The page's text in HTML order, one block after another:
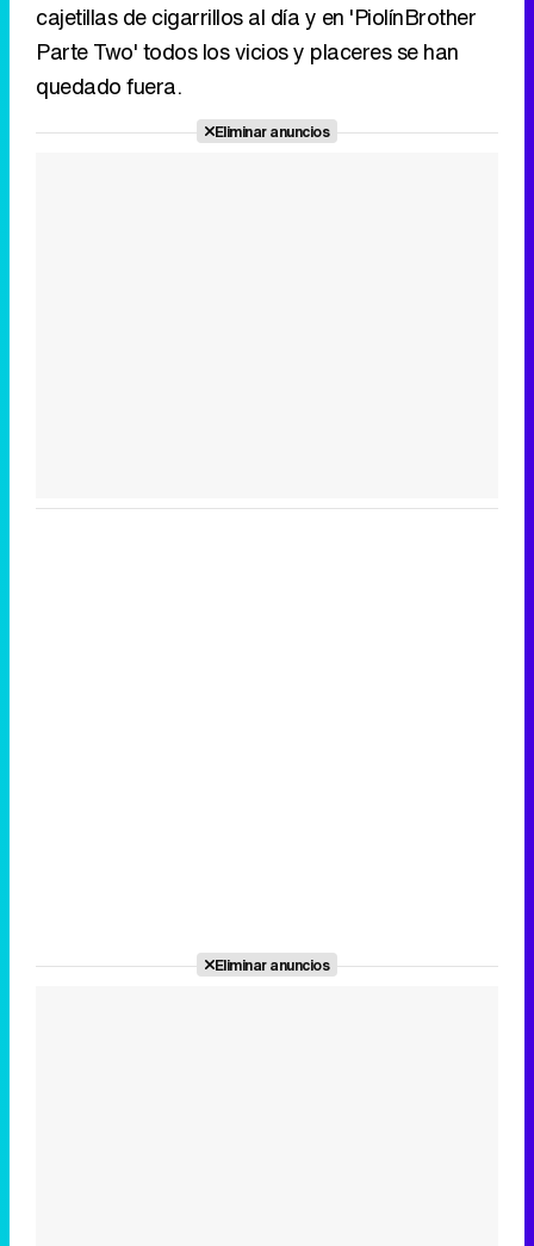
cajetillas de cigarrillos al día y en 'PiolínBrother
Parte Two' todos los vicios y placeres se han
quedado fuera.
Eliminar anuncios
Eliminar anuncios